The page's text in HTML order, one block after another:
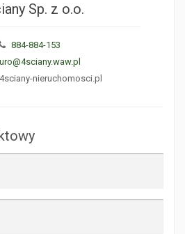
Sp. z o.o.
884-884-153
nieruchomosci.pl